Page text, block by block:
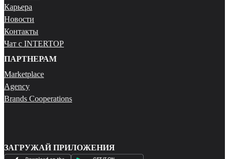
Карьера
Новости
Контакты
Чат с INTERTOP
ПАРТНЕРАМ
Marketplace
Agency
Brands Cooperations
ЗАГРУЖАЙ ПРИЛОЖЕНИЯ